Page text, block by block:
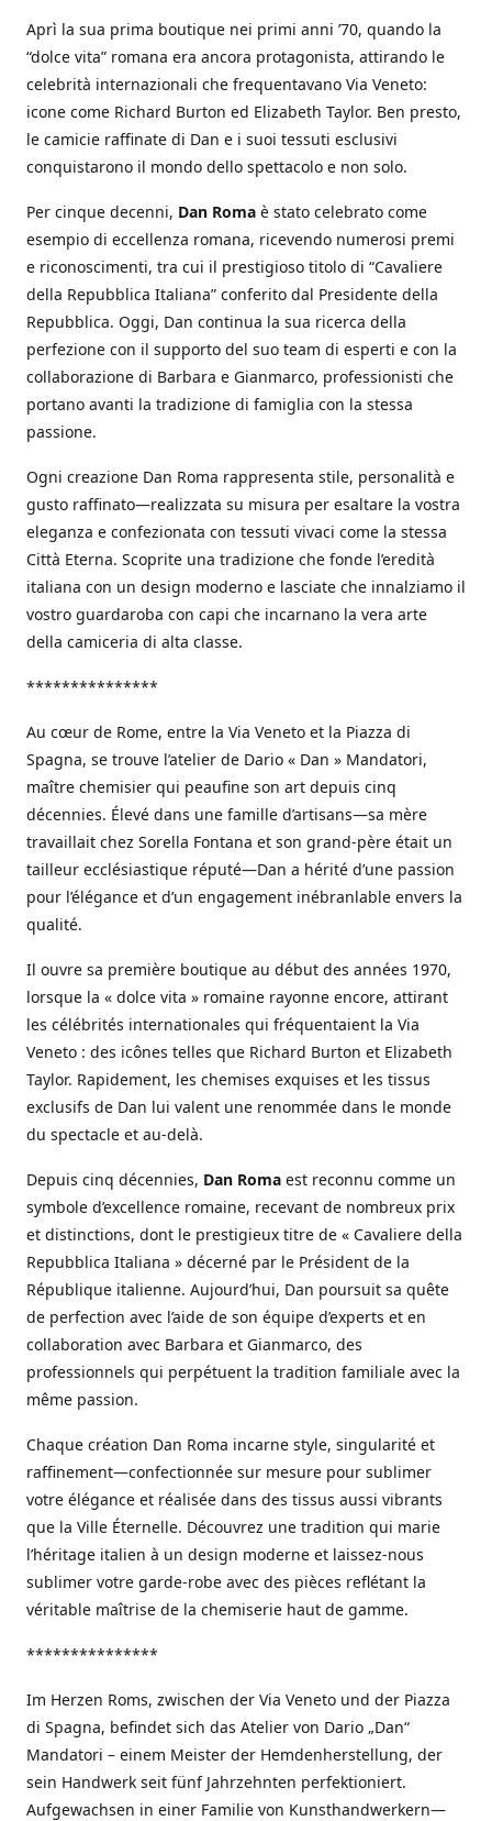
Aprì la sua prima boutique nei primi anni ’70, quando la
“dolce vita” romana era ancora protagonista, attirando le
celebrità internazionali che frequentavano Via Veneto:
icone come Richard Burton ed Elizabeth Taylor. Ben presto,
le camicie raffinate di Dan e i suoi tessuti esclusivi
conquistarono il mondo dello spettacolo e non solo.
Per cinque decenni, Dan Roma è stato celebrato come
esempio di eccellenza romana, ricevendo numerosi premi
e riconoscimenti, tra cui il prestigioso titolo di “Cavaliere
della Repubblica Italiana” conferito dal Presidente della
Repubblica. Oggi, Dan continua la sua ricerca della
perfezione con il supporto del suo team di esperti e con la
collaborazione di Barbara e Gianmarco, professionisti che
portano avanti la tradizione di famiglia con la stessa
passione.
Ogni creazione Dan Roma rappresenta stile, personalità e
gusto raffinato—realizzata su misura per esaltare la vostra
eleganza e confezionata con tessuti vivaci come la stessa
Città Eterna. Scoprite una tradizione che fonde l’eredità
italiana con un design moderno e lasciate che innalziamo il
vostro guardaroba con capi che incarnano la vera arte
della camiceria di alta classe.
***************
Au cœur de Rome, entre la Via Veneto et la Piazza di
Spagna, se trouve l’atelier de Dario « Dan » Mandatori,
maître chemisier qui peaufine son art depuis cinq
décennies. Élevé dans une famille d’artisans—sa mère
travaillait chez Sorella Fontana et son grand-père était un
tailleur ecclésiastique réputé—Dan a hérité d’une passion
pour l’élégance et d’un engagement inébranlable envers la
qualité.
Il ouvre sa première boutique au début des années 1970,
lorsque la « dolce vita » romaine rayonne encore, attirant
les célébrités internationales qui fréquentaient la Via
Veneto : des icônes telles que Richard Burton et Elizabeth
Taylor. Rapidement, les chemises exquises et les tissus
exclusifs de Dan lui valent une renommée dans le monde
du spectacle et au-delà.
Depuis cinq décennies, Dan Roma est reconnu comme un
symbole d’excellence romaine, recevant de nombreux prix
et distinctions, dont le prestigieux titre de « Cavaliere della
Repubblica Italiana » décerné par le Président de la
République italienne. Aujourd’hui, Dan poursuit sa quête
de perfection avec l’aide de son équipe d’experts et en
collaboration avec Barbara et Gianmarco, des
professionnels qui perpétuent la tradition familiale avec la
même passion.
Chaque création Dan Roma incarne style, singularité et
raffinement—confectionnée sur mesure pour sublimer
votre élégance et réalisée dans des tissus aussi vibrants
que la Ville Éternelle. Découvrez une tradition qui marie
l’héritage italien à un design moderne et laissez-nous
sublimer votre garde-robe avec des pièces reflétant la
véritable maîtrise de la chemiserie haut de gamme.
***************
Im Herzen Roms, zwischen der Via Veneto und der Piazza
di Spagna, befindet sich das Atelier von Dario „Dan“
Mandatori – einem Meister der Hemdenherstellung, der
sein Handwerk seit fünf Jahrzehnten perfektioniert.
Aufgewachsen in einer Familie von Kunsthandwerkern—